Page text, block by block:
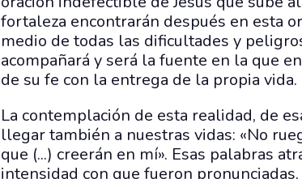
fortaleza encontrarán después en esta
medio de todas las dificultades y
acompañará y será la fuente en la que
de su fe con la entrega de la propia vida.
La contemplación de esta realidad, de
llegar también a nuestras vidas: «No
que (...) creerán en mí». Esas palabras
intensidad con que fueron